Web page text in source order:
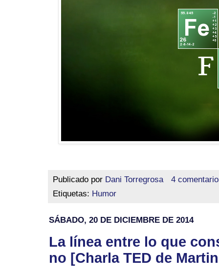
Publicado por Dani Torregrosa
4
Etiquetas: Humor
SÁBADO, 20 DE DICIEMBRE DE 2014
La línea entre lo que
no [Charla TED de